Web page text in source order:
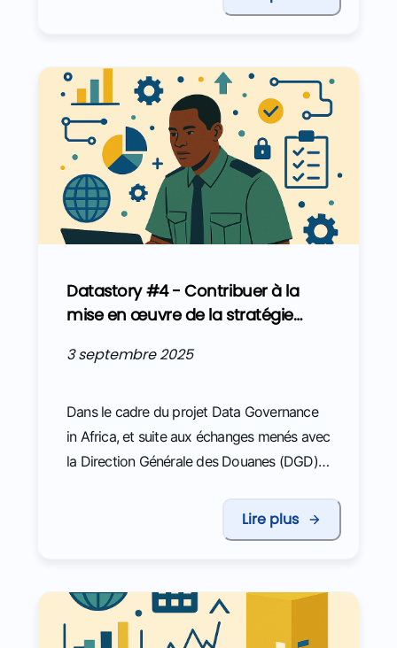
d’un cas d’usage : la normalisation des
Datastory #4 - Contribuer à la
mise en œuvre de la stratégie
Douanes du Bénin
3 septembre 2025
Dans le cadre du projet Data Governance
in Africa, et suite aux échanges menés avec
la Direction Générale des Douanes (DGD),
3 février au 7 mars pour contribuer à la
construction de deux cas d’usage : le suivi
Lire plus